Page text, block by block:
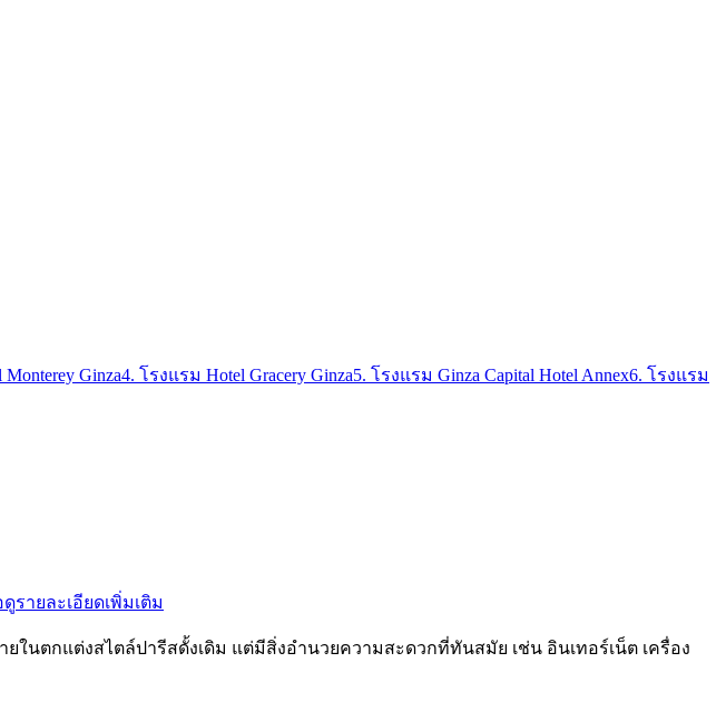
Ginza4. โรงแรม Hotel Gracery Ginza5. โรงแรม Ginza Capital Hotel Annex6. โรงแรม
รายละเอียดเพิ่มเติม
นตกแต่งสไตล์ปารีสดั้งเดิม แต่มีสิ่งอำนวยความสะดวกที่ทันสมัย เช่น อินเทอร์เน็ต เครื่อง